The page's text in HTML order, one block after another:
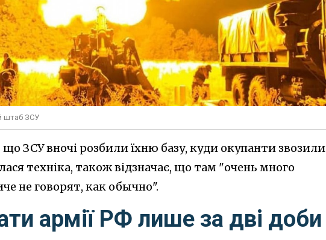
штаб ЗСУ
ЗСУ вночі розбили їхню базу, куди окупанти звозили
техніка, також відзначає, що там "очень много
не говорят, как обычно".
армії РФ лише за дві доби